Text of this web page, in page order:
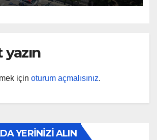
yazın
için oturum açmalısınız.
YERİNİZİ ALIN